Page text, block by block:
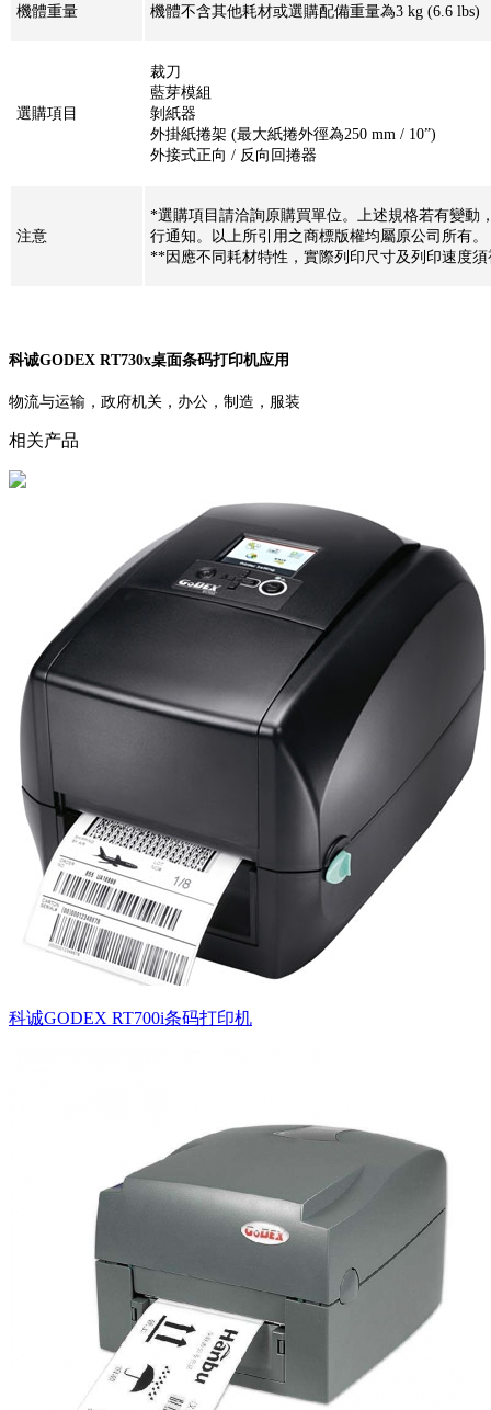
機體重量 機體不含其他耗材或選購配備重量為3 kg (6.6 lbs)
選購項目
裁刀
藍芽模組
剝紙器
外掛紙捲架 (最大紙捲外徑為250 mm / 10”)
外接式正向 / 反向回捲器
注意
*選購項目請洽詢原購買單位。上述規格若有變動
行通知。以上所引用之商標版權均屬原公司所有。
**因應不同耗材特性，實際列印尺寸及列印速度須
科诚GODEX RT730x桌面条码打印机应用
物流与运输，政府机关，办公，制造，服装
相关产品
科诚GODEX RT700i条码打印机